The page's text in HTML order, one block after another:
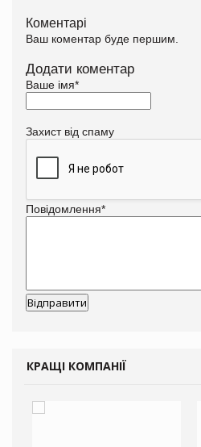
Коментарі
Ваш коментар буде першим.
Додати коментар
Ваше імя*
Захист від спаму
Повідомлення*
КРАЩІ КОМПАНІЇ